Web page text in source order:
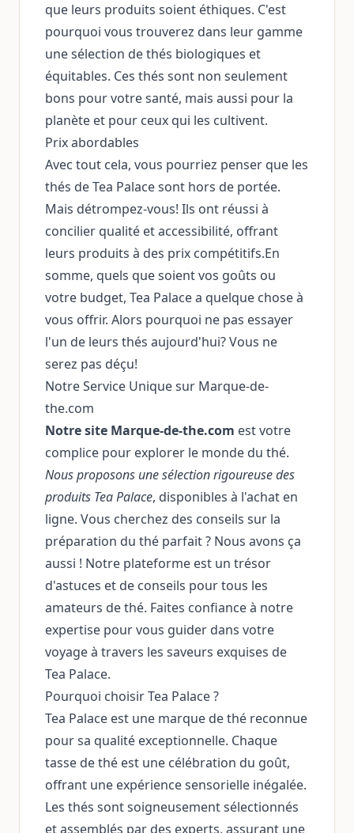
que leurs produits soient éthiques. C'est
pourquoi vous trouverez dans leur gamme
une sélection de thés biologiques et
équitables. Ces thés sont non seulement
bons pour votre santé, mais aussi pour la
planète et pour ceux qui les cultivent.
Prix abordables
Avec tout cela, vous pourriez penser que les
thés de Tea Palace sont hors de portée.
Mais détrompez-vous! Ils ont réussi à
concilier qualité et accessibilité, offrant
leurs produits à des prix compétitifs.En
somme, quels que soient vos goûts ou
votre budget, Tea Palace a quelque chose à
vous offrir. Alors pourquoi ne pas essayer
l'un de leurs thés aujourd'hui? Vous ne
serez pas déçu!
Notre Service Unique sur Marque-de-
the.com
Notre site Marque-de-the.com est votre
complice pour explorer le monde du thé.
Nous proposons une sélection rigoureuse des
produits Tea Palace, disponibles à l'achat en
ligne. Vous cherchez des conseils sur la
préparation du thé parfait ? Nous avons ça
aussi ! Notre plateforme est un trésor
d'astuces et de conseils pour tous les
amateurs de thé. Faites confiance à notre
expertise pour vous guider dans votre
voyage à travers les saveurs exquises de
Tea Palace.
Pourquoi choisir Tea Palace ?
Tea Palace est une marque de thé reconnue
pour sa qualité exceptionnelle. Chaque
tasse de thé est une célébration du goût,
offrant une expérience sensorielle inégalée.
Les thés sont soigneusement sélectionnés
et assemblés par des experts, assurant une